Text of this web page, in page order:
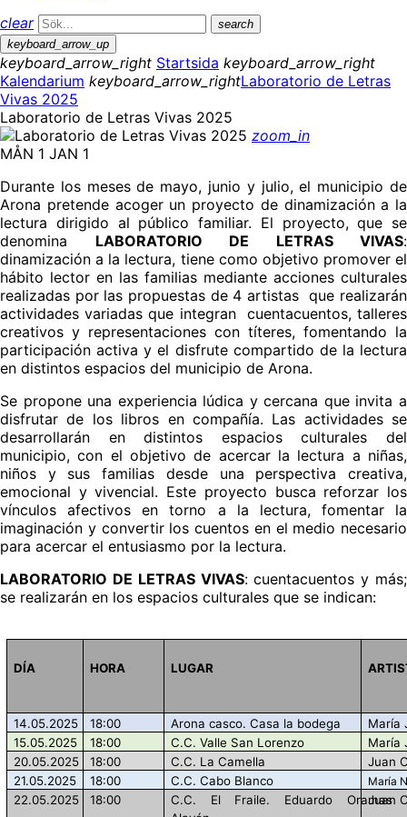
clear
search
keyboard_arrow_up
keyboard_arrow_right Startsida keyboard_arrow_right
Kalendarium keyboard_arrow_rightLaboratorio de Letras
Vivas 2025
Laboratorio de Letras Vivas 2025
zoom_in
MÅN 1 JAN 1
Durante los meses de mayo, junio y julio, el municipio de
Arona pretende acoger un proyecto de dinamización a la
lectura dirigido al público familiar. El proyecto, que se
denomina LABORATORIO DE LETRAS VIVAS:
dinamización a la lectura, tiene como objetivo promover el
hábito lector en las familias mediante acciones culturales
realizadas por las propuestas de 4 artistas que realizarán
actividades variadas que integran
cuentacuentos, talleres
creativos y representaciones con títeres, fomentando la
participación activa y el disfrute compartido de la lectura
en distintos espacios del municipio de Arona.
Se propone una experiencia lúdica y cercana que invita a
disfrutar de los libros en compañía. Las actividades se
desarrollarán en distintos espacios culturales del
municipio, con el objetivo de acercar la lectura a niñas,
niños y sus familias desde una perspectiva creativa,
emocional y vivencial. Este proyecto busca reforzar los
vínculos afectivos en torno a la lectura, fomentar la
imaginación y convertir los cuentos en el medio necesario
para acercar el entusiasmo por la lectura.
LABORATORIO DE LETRAS VIVAS: cuentacuentos y más;
se realizarán en los espacios culturales que se indican:
DÍA HORA LUGAR
14.05.2025 18:00 Arona casco. Casa la bodega
María
15.05.2025
18:00 C.C. Valle San Lorenzo
María
20.05.2025
18:00 C.C. La Camella
Juan
21.05.2025
18:00 C.C. Cabo Blanco María
22.05.2025 18:00
C.C. El Fraile. Eduardo Oramas
Juan